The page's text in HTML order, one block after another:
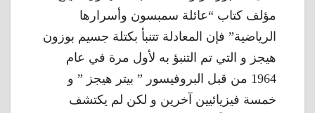
مؤلف كتاب “عائلة سمبسون وأسرارها
الرياضية” فإن المعادلة تتنبأ بكتلة جسيم بوزون
هيجز و التي تم التنبؤ به لأول مرة في عام
1964 من قبل البروفيسور ” بيتر هيجز ” و
خمسة فيزيائيين آخرين و لكن لم يكتشف